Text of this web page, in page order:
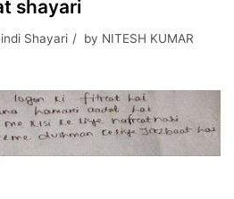
shayari
Shayari by NITESH KUMAR